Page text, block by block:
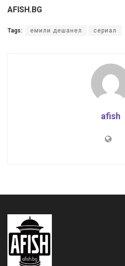
AFISH.BG
Tags: емили дешанел сериал
afish